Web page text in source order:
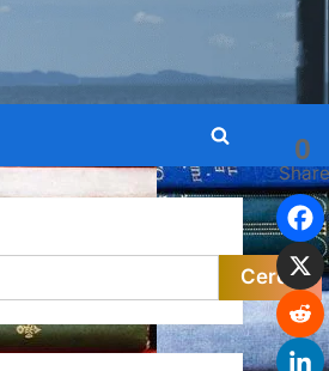
Toggle
search
form
0
Cerca